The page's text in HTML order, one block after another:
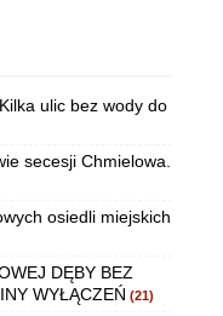
ulic bez wody do
secesji Chmielowa.
osiedli miejskich
DĘBY BEZ
WYŁĄCZEŃ (21)